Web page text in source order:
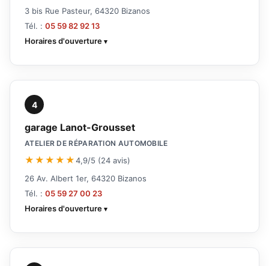
3 bis Rue Pasteur, 64320 Bizanos
Tél. : 05 59 82 92 13
Horaires d'ouverture
4
garage Lanot-Grousset
ATELIER DE RÉPARATION AUTOMOBILE
★★★★★4,9/5 (24 avis)
26 Av. Albert 1er, 64320 Bizanos
Tél. : 05 59 27 00 23
Horaires d'ouverture